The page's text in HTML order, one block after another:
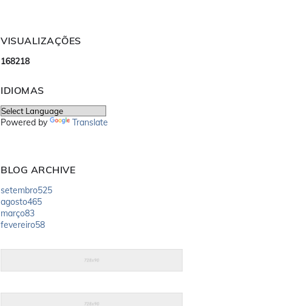
VISUALIZAÇÕES
168218
IDIOMAS
Powered by Translate
BLOG ARCHIVE
setembro525
agosto465
março83
fevereiro58